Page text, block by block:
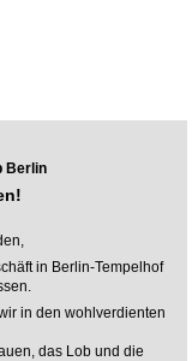
Berlin
in Berlin-Tempelhof
in den wohlverdienten
das Lob und die